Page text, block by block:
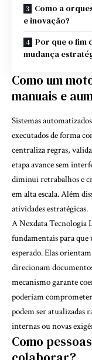
Como a
e inovação?
Por que o fim
mudança
Como um
manuais e
Sistemas
executados de forma
centraliza regras,
etapa avance sem
diminui retrabalhos e
em alta escala. Além
atividades estratégicas.
A Nexdata Tecnologia
fundamentais para
esperado. Elas
direcionam
mecanismo garante
poderiam
podem ser atualizadas
internas ou novas
Como